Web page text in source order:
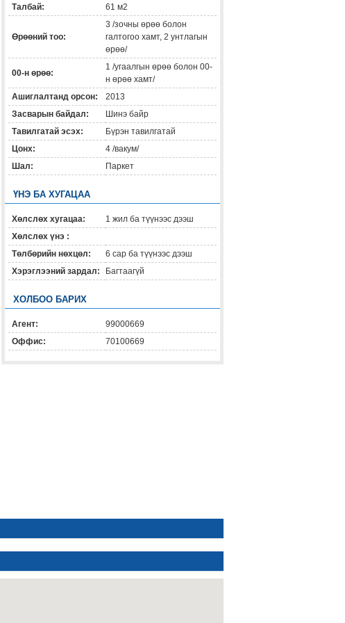
Талбай:
61 м2
Өрөөний тоо:
3 /зочны өрөө болон
галтогоо хамт, 2 унтлагын
өрөө/
00-н өрөө:
1 /угаалгын өрөө болон 00-
н өрөө хамт/
Ашиглалтанд орсон:
2013
Засварын байдал:
Шинэ байр
Тавилгатай эсэх:
Бүрэн тавилгатай
Цонх:
4 /вакум/
Шал:
Паркет
ҮНЭ БА ХУГАЦАА
Хөлслөх хугацаа:
1 жил ба түүнээс дээш
Хөлслөх үнэ :
Төлбөрийн нөхцөл:
6 сар ба түүнээс дээш
Хэрэглээний зардал:
Багтаагүй
ХОЛБОО БАРИХ
Агент:
99000669
Оффис:
70100669